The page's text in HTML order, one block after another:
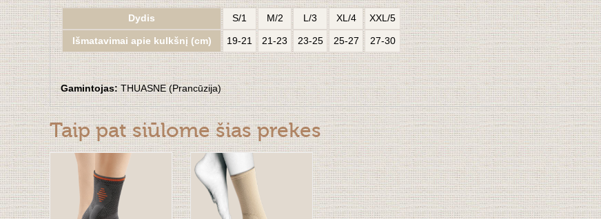
Dydis S/1 M/2 L/3 XL/4 XXL/5
Išmatavimai apie kulkšnį (cm) 19-21 21-23 23-25 25-27 27-30
Gamintojas:THUASNE (Prancūzija)
Taip pat siūlome šias prekes